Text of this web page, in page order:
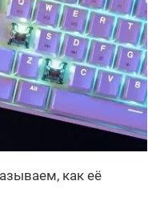
как её